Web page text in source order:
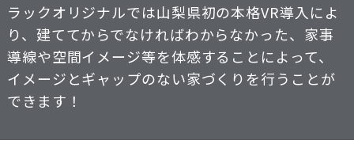
ラックオリジナルでは山梨県初の本格VR導入によ
り、建ててからでなければわからなかった、家事
導線や空間イメージ等を体感することによって、
イメージとギャップのない家づくりを行うことが
できます！